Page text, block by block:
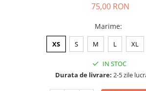
75,00 RON
Marime:
XS S M L XL
IN STOC
Durata de livrare: 2-5 zile